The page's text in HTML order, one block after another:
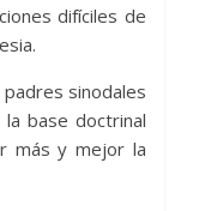
difíciles de
padres sinodales
base doctrinal
más y mejor la